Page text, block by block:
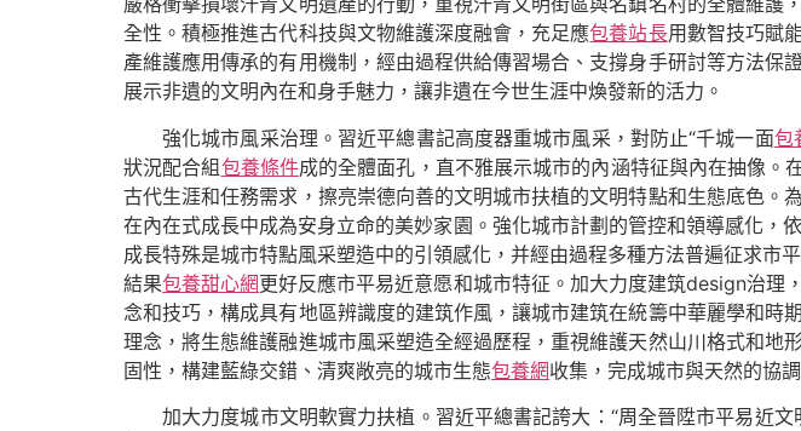
全性。積極推進古代科技與文物維護深度融會，充足應包養站長用數智技巧賦
產維護應用傳承的有用機制，經由過程供給傳習場合、支撐身手研討等方法
展示非遺的文明內在和身手魅力，讓非遺在今世生涯中煥發新的活力。
強化城市風采治理。習近平總書記高度器重城市風采，對防止“千城一面包
狀況配合組包養條件成的全體面孔，直不雅展示城市的內涵特征與內在抽像。
古代生涯和任務需求，擦亮崇德向善的文明城市扶植的文明特點和生態底色
在內在式成長中成為安身立命的美妙家園。強化城市計劃的管控和領導感化
成長特殊是城市特點風采塑造中的引領感化，并經由過程多種方法普遍征求市
結果包養甜心網更好反應市平易近意愿和城市特征。加大力度建筑design治理
念和技巧，構成具有地區辨識度的建筑作風，讓城市建筑在統籌中華麗學和
理念，將生態維護融進城市風采塑造全經過歷程，重視維護天然山川格式和
固性，構建藍綠交錯、清爽敞亮的城市生態包養網收集，完成城市與天然的協
加大力度城市文明軟實力扶植。習近平總書記誇大：“周全晉陞市平易近文